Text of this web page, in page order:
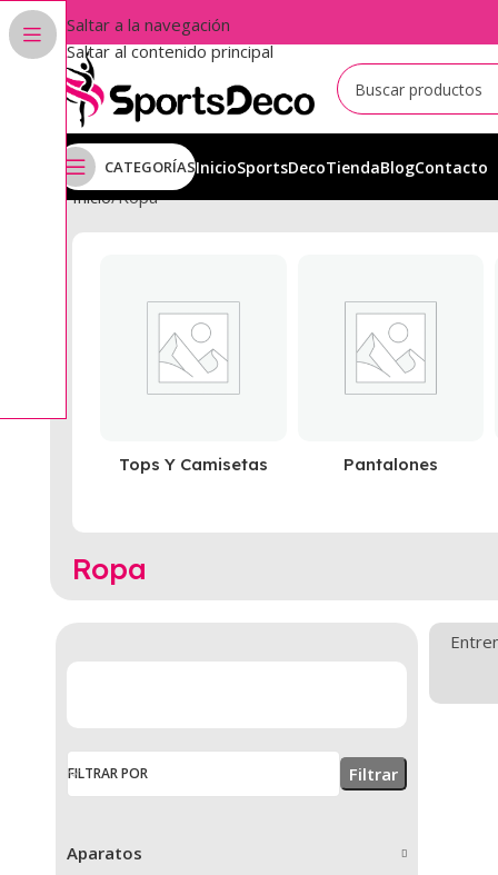
Saltar a la navegación
Saltar al contenido principal
CATEGORÍASInicioSportsDecoTiendaBlogContacto
Inicio Ropa
Tops Y Camisetas Pantalones
Ropa
FILTRAR POR Filtrar
Aparatos